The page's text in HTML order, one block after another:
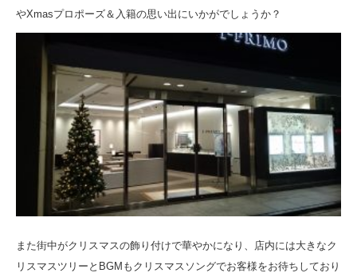
やXmasプロポーズ＆入籍の思い出にいかがでしょうか？
また街中がクリスマスの飾り付けで華やかになり、店内には大きなク
リスマスツリーとBGMもクリスマスソングでお客様をお待ちしており